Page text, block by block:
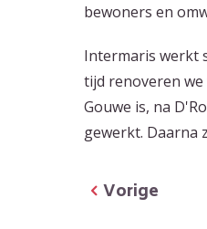
bewoners en
Intermaris werkt
tijd renoveren
Gouwe is, na
gewerkt. Daarna
Vorige